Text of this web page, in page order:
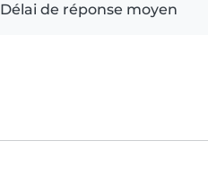
Délai de réponse moyen